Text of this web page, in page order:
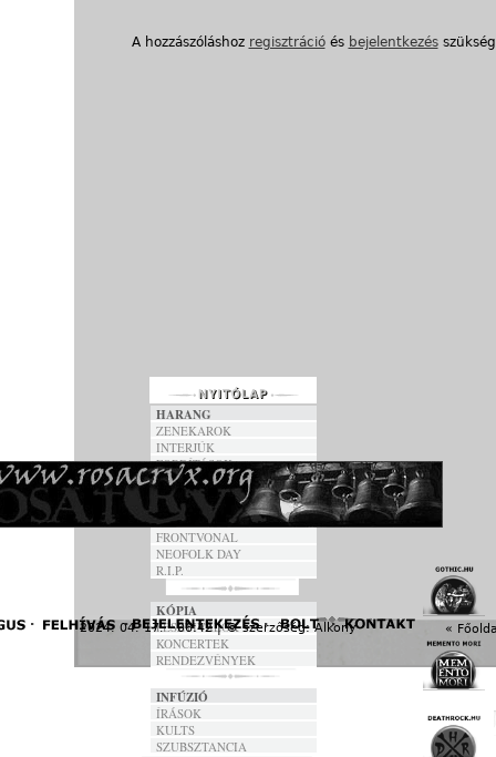
A hozzászóláshoz regisztrációés bejelentkezés
2024. 04. 17. - 06:42 | © szerzőség:Alkony «
HARANG
ZENEKAROK
INTERJÚK
FORDÍTÁSOK
DALSZÖVEGEK
ANNO
FRONTVONAL
NEOFOLK DAY
R.I.P.
KÓPIA
FESZTIVÁLOK
KONCERTEK
RENDEZVÉNYEK
INFÚZIÓ
ÍRÁSOK
KULTS
SZUBSZTANCIA